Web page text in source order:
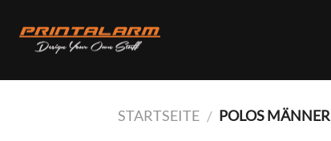
content
STARTSEITE / POLOS MÄNNER